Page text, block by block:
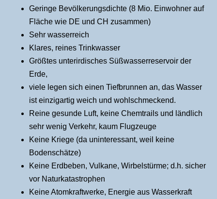
Geringe Bevölkerungsdichte (8 Mio. Einwohner auf
Fläche wie DE und CH zusammen)
Sehr wasserreich
Klares, reines Trinkwasser
Größtes unterirdisches Süßwasserreservoir der
Erde,
viele legen sich einen Tiefbrunnen an, das Wasser
ist einzigartig weich und wohlschmeckend.
Reine gesunde Luft, keine Chemtrails und ländlich
sehr wenig Verkehr, kaum Flugzeuge
Keine Kriege (da uninteressant, weil keine
Bodenschätze)
Keine Erdbeben, Vulkane, Wirbelstürme; d.h. sicher
vor Naturkatastrophen
Keine Atomkraftwerke, Energie aus Wasserkraft